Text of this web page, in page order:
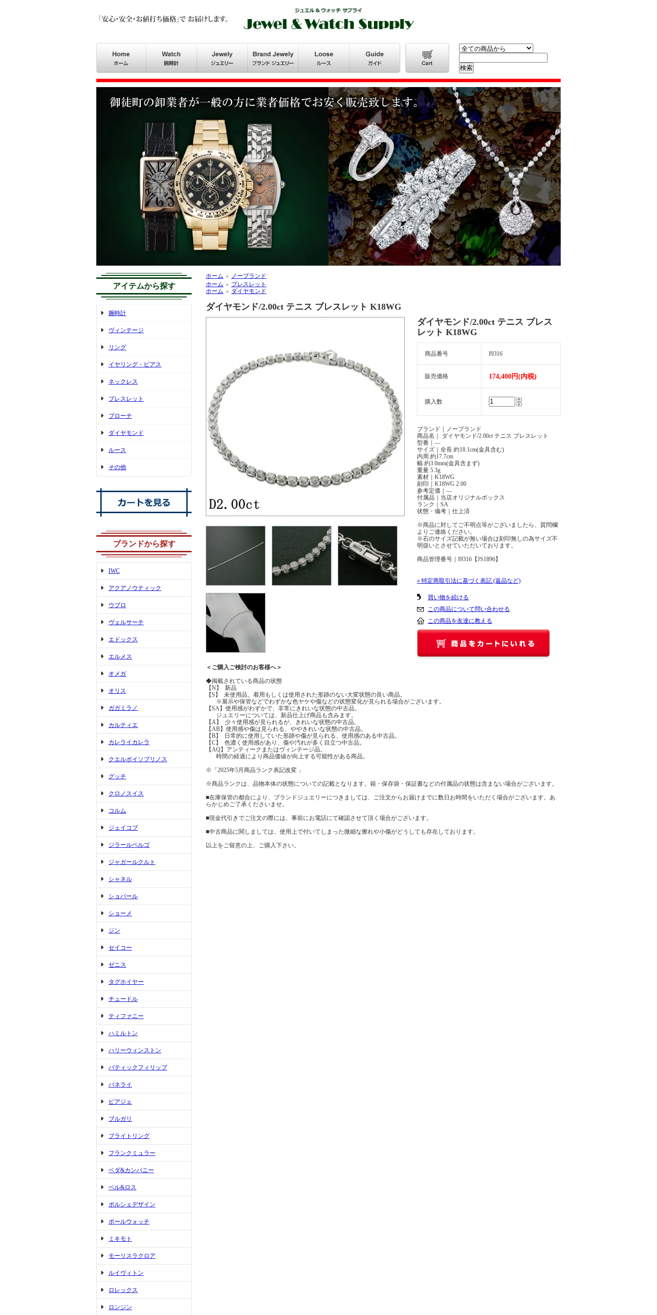
アイテムから探す
腕時計
ヴィンテージ
リング
イヤリング・ピアス
ネックレス
ブレスレット
ブローチ
ダイヤモンド
ルース
その他
ブランドから探す
IWC
アクアノウティック
ウブロ
ヴェルサーチ
エドックス
エルメス
オメガ
オリス
ガガミラノ
カルティエ
カレライカレラ
クエルボイソブリノス
グッチ
クロノスイス
コルム
ジェイコブ
ジラールペルゴ
ジャガールクルト
シャネル
ショパール
ショーメ
ジン
セイコー
ゼニス
タグホイヤー
チュードル
ティファニー
ハミルトン
ハリーウィンストン
パティックフィリップ
パネライ
ピアジェ
ブルガリ
ブライトリング
フランクミュラー
ベダ&カンパニー
ベル&ロス
ポルシェデザイン
ボールウォッチ
ミキモト
モーリスラクロア
ルイヴィトン
ロレックス
ロンジン
ホーム ＞
ノーブランド
ホーム ＞ ブレスレット
ホーム ＞ ダイヤモンド
ダイヤモンド/2.00ct テニス ブレスレット K18WG
ダイヤモンド/2.00ct テニス ブレス
レット K18WG
商品番号 I9316
販売価格 174,400円(内税)
購入数
ブランド｜ノーブランド
商品名｜ ダイヤモンド/2.00ct テニス ブレスレット
型番｜―
サイズ｜全長 約18.1cm(金具含む)
内周 約17.7cm
幅 約3.0mm(金具含まず)
重量 5.3g
素材｜K18WG
刻印｜K18WG 2.00
参考定価｜―
付属品｜当店オリジナルボックス
ランク｜SA
状態・備考｜仕上済
※商品に対してご不明点等がございましたら、質問欄
よりご連絡ください。
※石のサイズ記載が無い場合は刻印無しの為サイズ不
明扱いとさせていただいております。
商品管理番号｜I9316【JS1896】
» 特定商取引法に基づく表記 (返品など)
買い物を続ける
この商品について問い合わせる
この商品を友達に教える
＜ご購入ご検討のお客様へ＞
◆掲載されている商品の状態
【N】 新品
【S】 未使用品。着用もしくは使用された形跡のない大変状態の良い商品。
※展示や保管などでわずかな色ヤケや傷などの状態変化が見られる場合がございます。
【SA】使用感がわずかで、非常にきれいな状態の中古品。
ジュエリーについては、新品仕上げ商品も含みます。
【A】 少々使用感が見られるが、きれいな状態の中古品。
【AB】使用感や傷は見られる、ややきれいな状態の中古品。
【B】 日常的に使用していた形跡や傷が見られる、使用感のある中古品。
【C】 色濃く使用感があり、傷や汚れが多く目立つ中古品。
【AQ】アンティークまたはヴィンテージ品。
時間の経過により商品価値が向上する可能性がある商品。
※「2025年5月商品ランク表記改変 」
※商品ランクは、品物本体の状態についての記載となります。箱・保存袋・保証書などの付属品の状態は含まない場合がございます。
■在庫保管の都合により、ブランドジュエリーにつきましては、ご注文からお届けまでに数日お時間をいただく場合がございます。あ
らかじめご了承くださいませ。
■現金代引きでご注文の際には、事前にお電話にて確認させて頂く場合がございます。
■中古商品に関しましては、使用上で付いてしまった微細な擦れや小傷がどうしても存在しております。
以上をご留意の上、ご購入下さい。